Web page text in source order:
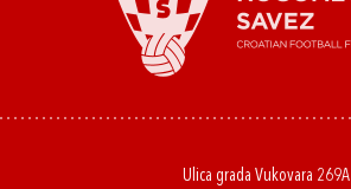
Ulica grada Vukovara 269A